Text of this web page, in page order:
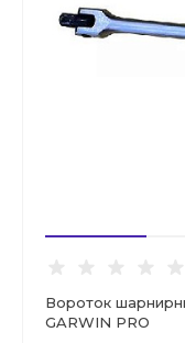
Вороток
GARWIN PRO